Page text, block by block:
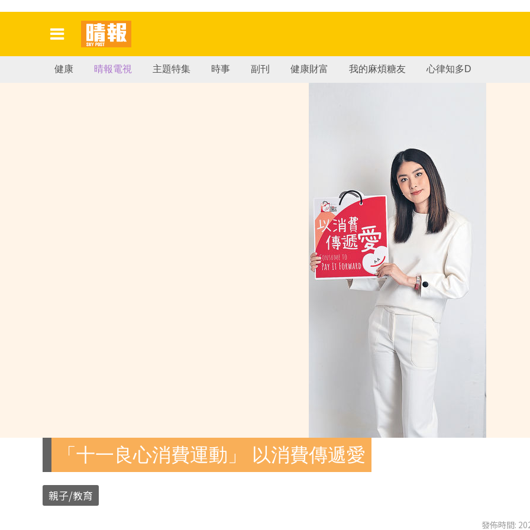
健康 晴報電視 主題特集 時事 副刊 健康財富 我的麻煩糖友 心律知多D
「十一良心消費運動」 以消費傳遞愛
親子/教育
發佈時間: